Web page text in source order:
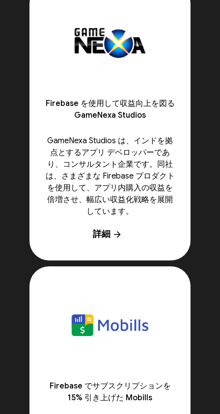
Firebase を使用して収益向上を図る
GameNexa Studios
GameNexa Studios は、インドを拠
点とするアプリ デベロッパーであ
り、コンサルタント企業です。同社
は、さまざまな Firebase プロダクト
を使用して、アプリ内購入の収益を
倍増させ、幅広い収益化戦略を展開
しています。
詳細 arrow_forward
Firebase でサブスクリプションを
15% 引き上げた Mobills